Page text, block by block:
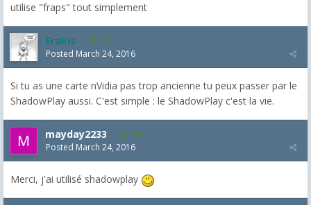
utilise "fraps" tout simplement
Erakis 147
Posted March 24, 2016
Si tu as une carte nVidia pas trop ancienne tu peux passer par le
ShadowPlay aussi. C'est simple : le ShadowPlay c'est la vie.
mayday2233 113
Posted March 24, 2016
Merci, j'ai utilisé shadowplay